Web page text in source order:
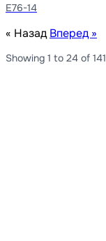
E76-14
« НазадВперед »
Showing 1 to 24 of 141